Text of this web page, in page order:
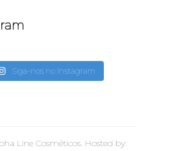
Siga-nos no Instagram
Line Cosméticos. Hosted by: